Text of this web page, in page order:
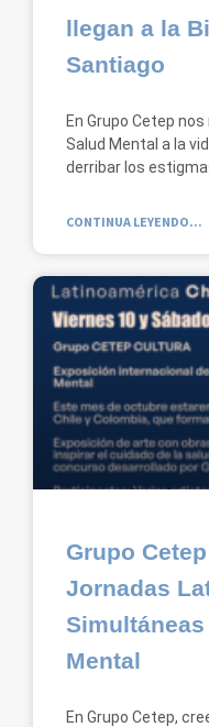
llegan a la
Santiago
En Grupo Cetep
Salud Mental a la
derribar los
CONTINUA LEYENDO...
Grupo
Jornadas
Mental
En Grupo Cetep,